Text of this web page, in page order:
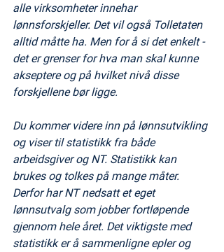
alle virksomheter innehar
lønnsforskjeller. Det vil også Tolletaten
alltid måtte ha. Men for å si det enkelt -
det er grenser for hva man skal kunne
akseptere og på hvilket nivå disse
forskjellene bør ligge.
Du kommer videre inn på lønnsutvikling
og viser til statistikk fra både
arbeidsgiver og NT. Statistikk kan
brukes og tolkes på mange måter.
Derfor har NT nedsatt et eget
lønnsutvalg som jobber fortløpende
gjennom hele året. Det viktigste med
statistikk er å sammenligne epler og